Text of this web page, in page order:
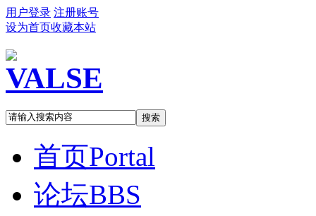
用户登录 注册账号
设为首页收藏本站
搜索
首页Portal
论坛BBS